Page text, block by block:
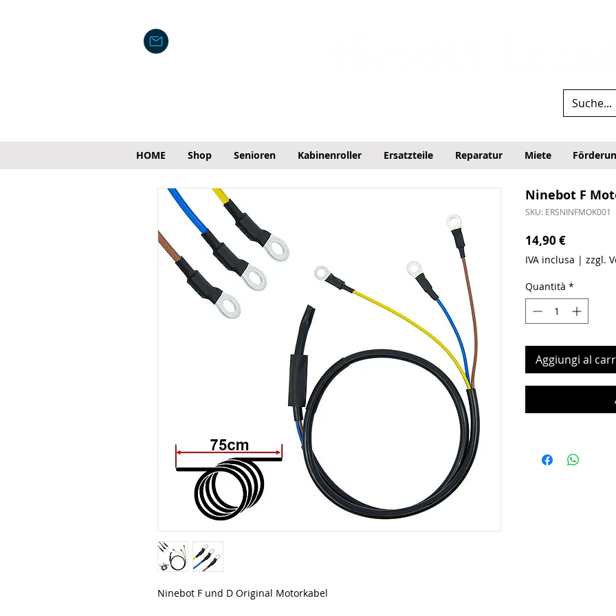
HOME Shop Senioren Kabinenroller Ersatzteile Reparatur Miete
Ninebot F und D Original Motorkabel
Ninebot F
SKU: ERSNINFMOK001
14,90 €Prezzo
IVA inclusa | zzgl.
Quantità *
Aggiungi al